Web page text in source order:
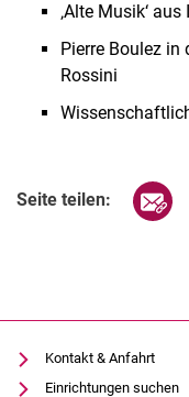
‚Alte Musik‘
Pierre Boulez in
Rossini
Seite teilen:
Kontakt & Anfahrt
Einrichtungen suchen